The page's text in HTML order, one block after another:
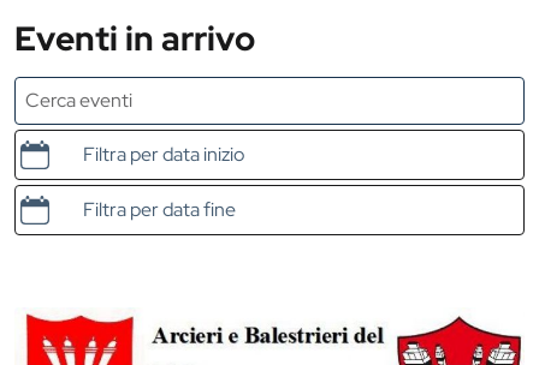
Eventi in arrivo
Data e ora di inizio
Data e ora di fine